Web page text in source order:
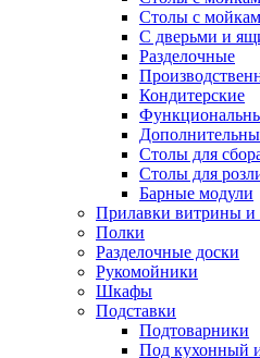
Столы с
С дверьми и
Разделочные
Кондитерские
Столы для
Столы для
Барные модули
Прилавки витрины и
Полки
Разделочные доски
Рукомойники
Шкафы
Подставки
Подтоварники
Под кухонный